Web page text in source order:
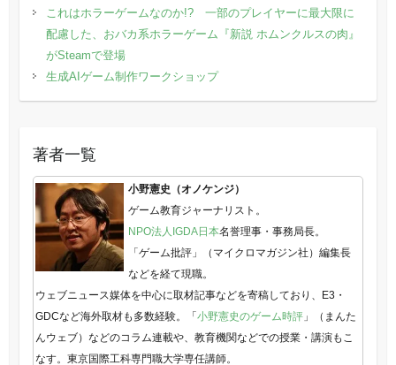
これはホラーゲームなのか!? 一部のプレイヤーに最大限に
配慮した、おバカ系ホラーゲーム『新説 ホムンクルスの肉』
がSteamで登場
生成AIゲーム制作ワークショップ
著者一覧
小野憲史（オノケンジ）
ゲーム教育ジャーナリスト。
NPO法人IGDA日本名誉理事・事務局長。
「ゲーム批評」（マイクロマガジン社）編集長
などを経て現職。
ウェブニュース媒体を中心に取材記事などを寄稿しており、E3・
GDCなど海外取材も多数経験。「小野憲史のゲーム時評」（まんた
んウェブ）などのコラム連載や、教育機関などでの授業・講演もこ
なす。東京国際工科専門職大学専任講師。